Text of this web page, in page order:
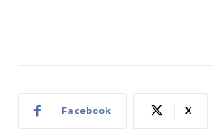
Facebook X